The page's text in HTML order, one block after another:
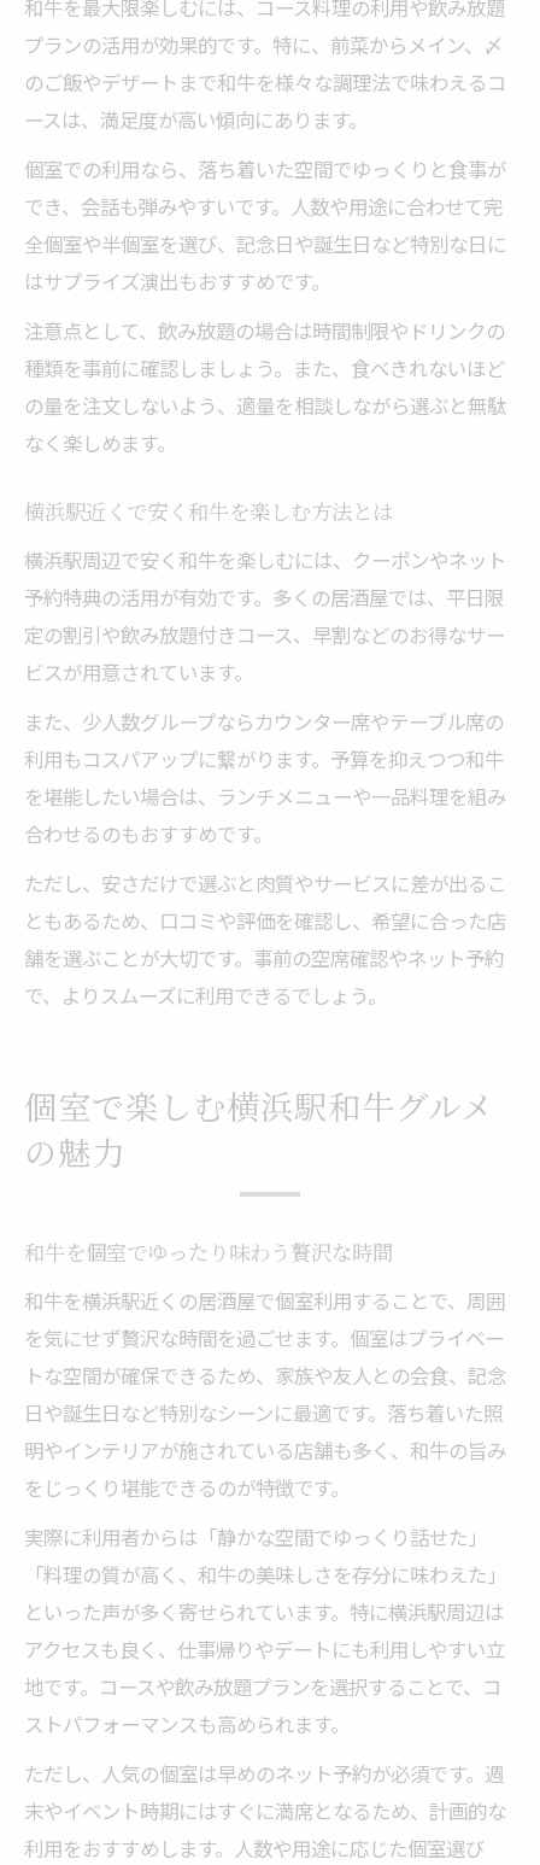
和牛を最大限楽しむには、コース料理の利用や飲み放題
プランの活用が効果的です。特に、前菜からメイン、〆
のご飯やデザートまで和牛を様々な調理法で味わえるコ
ースは、満足度が高い傾向にあります。
個室での利用なら、落ち着いた空間でゆっくりと食事が
でき、会話も弾みやすいです。人数や用途に合わせて完
全個室や半個室を選び、記念日や誕生日など特別な日に
はサプライズ演出もおすすめです。
注意点として、飲み放題の場合は時間制限やドリンクの
種類を事前に確認しましょう。また、食べきれないほど
の量を注文しないよう、適量を相談しながら選ぶと無駄
なく楽しめます。
横浜駅近くで安く和牛を楽しむ方法とは
横浜駅周辺で安く和牛を楽しむには、クーポンやネット
予約特典の活用が有効です。多くの居酒屋では、平日限
定の割引や飲み放題付きコース、早割などのお得なサー
ビスが用意されています。
また、少人数グループならカウンター席やテーブル席の
利用もコスパアップに繋がります。予算を抑えつつ和牛
を堪能したい場合は、ランチメニューや一品料理を組み
合わせるのもおすすめです。
ただし、安さだけで選ぶと肉質やサービスに差が出るこ
ともあるため、口コミや評価を確認し、希望に合った店
舗を選ぶことが大切です。事前の空席確認やネット予約
で、よりスムーズに利用できるでしょう。
個室で楽しむ横浜駅和牛グルメ
の魅力
和牛を個室でゆったり味わう贅沢な時間
和牛を横浜駅近くの居酒屋で個室利用することで、周囲
を気にせず贅沢な時間を過ごせます。個室はプライベー
トな空間が確保できるため、家族や友人との会食、記念
日や誕生日など特別なシーンに最適です。落ち着いた照
明やインテリアが施されている店舗も多く、和牛の旨み
をじっくり堪能できるのが特徴です。
実際に利用者からは「静かな空間でゆっくり話せた」
「料理の質が高く、和牛の美味しさを存分に味わえた」
といった声が多く寄せられています。特に横浜駅周辺は
アクセスも良く、仕事帰りやデートにも利用しやすい立
地です。コースや飲み放題プランを選択することで、コ
ストパフォーマンスも高められます。
ただし、人気の個室は早めのネット予約が必須です。週
末やイベント時期にはすぐに満席となるため、計画的な
利用をおすすめします。人数や用途に応じた個室選び